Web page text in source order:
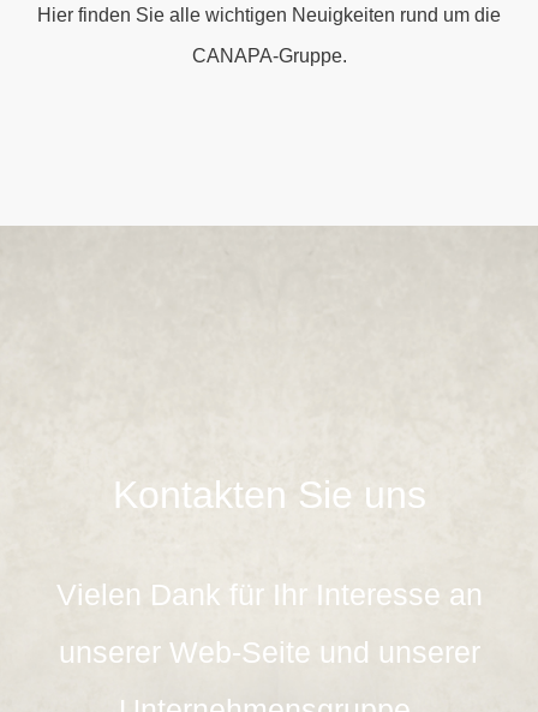
Hier finden Sie alle wichtigen Neuigkeiten rund um die
CANAPA-Gruppe.
Kontakten Sie uns
Vielen Dank für Ihr Interesse an
unserer Web-Seite und unserer